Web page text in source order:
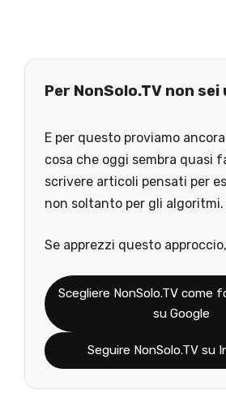
Per NonSolo.TV non
E per questo proviamo
cosa che oggi sembra quasi
scrivere articoli pensati per
non soltanto per gli algoritmi.
Se apprezzi questo
Scegliere NonSolo.TV come
su Google
Seguire NonSolo.TV su